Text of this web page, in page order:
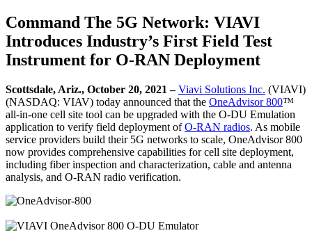
Command The 5G Network: VIAVI
Introduces Industry’s First Field Test
Instrument for O-RAN Deployment
Scottsdale, Ariz., October 20, 2021 – Viavi Solutions Inc. (VIAVI)
(NASDAQ: VIAV) today announced that the OneAdvisor 800™
all-in-one cell site tool can be upgraded with the O-DU Emulation
application to verify field deployment ofO-RAN radios. As mobile
service providers build their 5G networks to scale, OneAdvisor 800
now provides comprehensive capabilities for cell site deployment,
including fiber inspection and characterization, cable and antenna
analysis, and O-RAN radio verification.